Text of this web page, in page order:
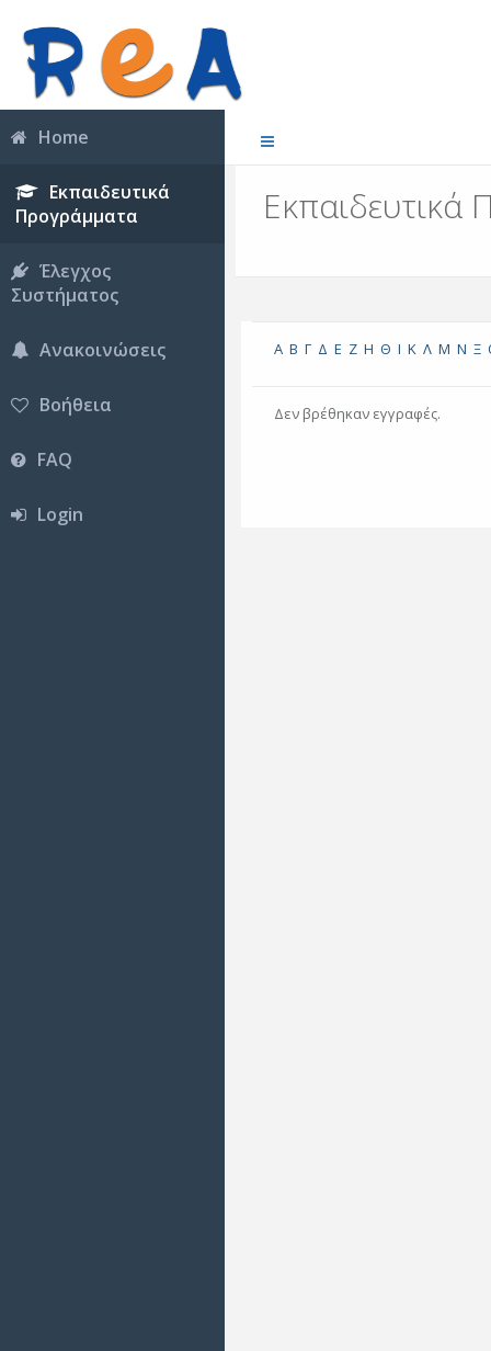
Home
Εκπαιδευτικά
Προγράμματα
Έλεγχος
Συστήματος
Ανακοινώσεις
Βοήθεια
FAQ
Login
Α Β Γ Δ Ε Ζ Η Θ Ι Κ Λ Μ Ν Ξ
Δεν βρέθηκαν εγγραφές.